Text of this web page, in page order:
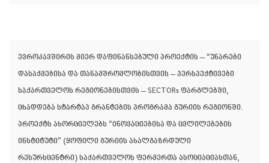
ევროკავშირის მიერ დაფინანსებული პროექტის – “უნარები
დასაქმებისა და თანამშრომლობისთვის – პერსპექტივები
საქართველოს რეგიონებისთვის – SECTORs ფარგლებში,
ცხადდება სტარტაპ გრანტების პროგრამა გურიის რეგიონში.
პროექტს ახორციელებს “ინოვაციებისა და ცვლილებების
ინსტიტუტი” (ყოფილი გურიის ახალგაზრდული
რესურსცენტრი) საქართველოს ფერმერთა ასოციაციასთან,